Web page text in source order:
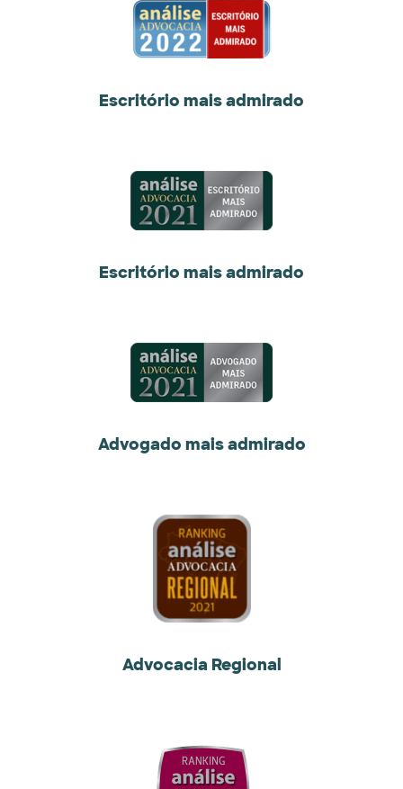
Escritório mais admirado
Escritório mais admirado
Advogado mais admirado
Advocacia Regional